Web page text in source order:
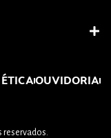
OUVIDORIA
reservados.